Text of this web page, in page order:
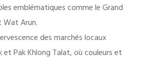
emblématiques comme le Grand
Wat Arun.
des marchés locaux
et Pak Khlong Talat, où couleurs et